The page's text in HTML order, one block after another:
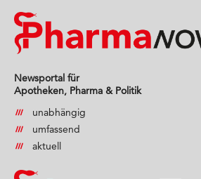
Newsportal für
Apotheken, Pharma & Politik
unabhängig
umfassend
aktuell